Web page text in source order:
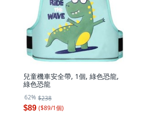
兒童機車安全帶, 1個, 綠色恐龍,
綠色恐龍
62% $238
$89 ($89/1個)